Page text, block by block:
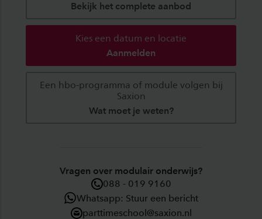
Bekijk het complete aanbod
Kies een datum en locatie
Aanmelden
Een hbo-programma of module volgen bij
Saxion
Wat moet je weten?
Vragen over modulair onderwijs?
088 - 019 9160
Whatsapp: Stuur een bericht
parttimeschool@saxion.nl